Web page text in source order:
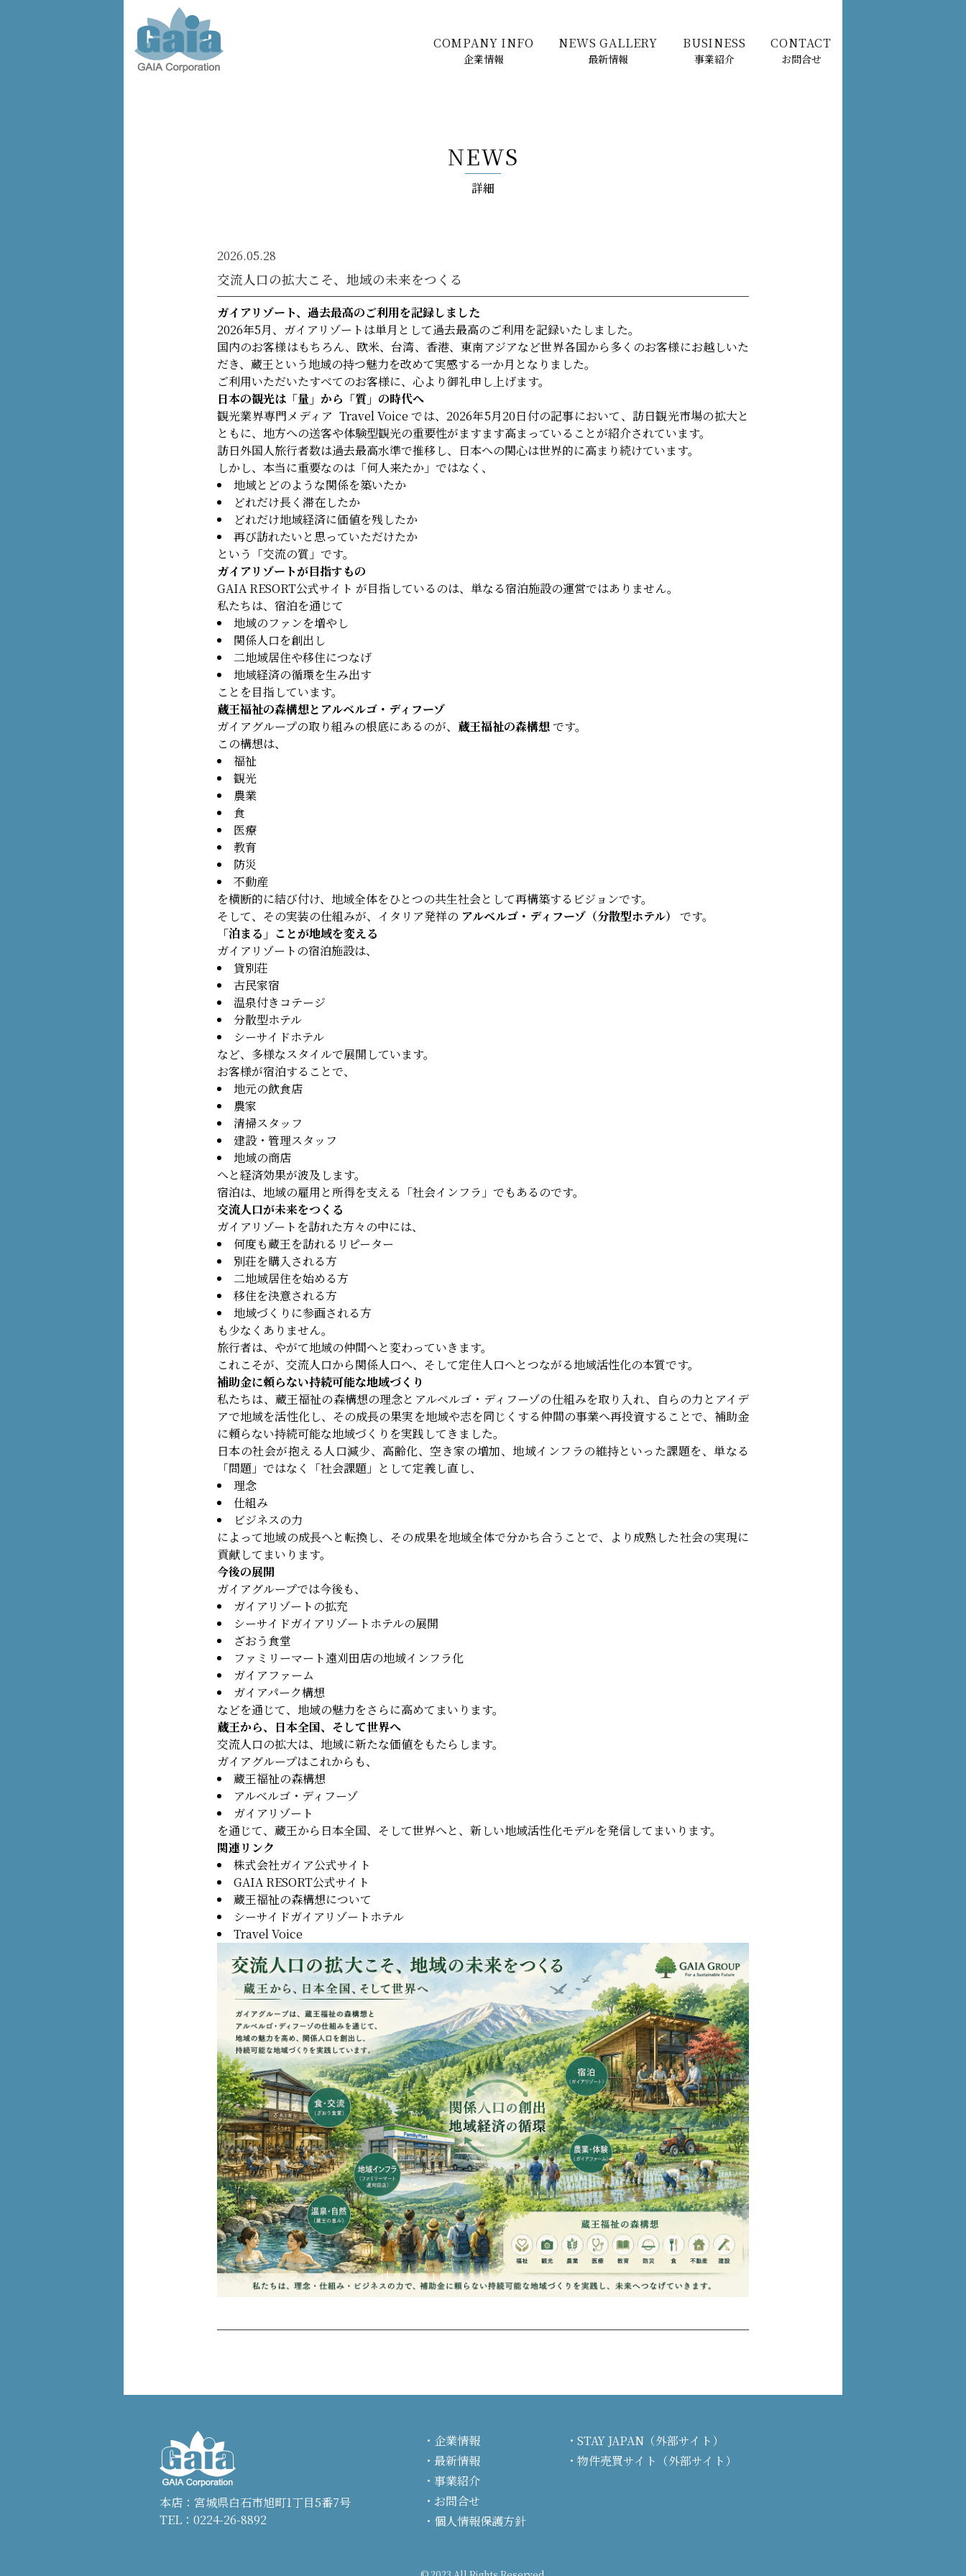
COMPANY INFO
企業情報
NEWS GALLERY
最新情報
BUSINESS
事業紹介
CONTACT
お問合せ
NEWS
詳細
2026.05.28
交流人口の拡大こそ、地域の未来をつくる
ガイアリゾート、過去最高のご利用を記録しました
2026年5月、ガイアリゾートは単月として過去最高のご利用を記録いたしました。
国内のお客様はもちろん、欧米、台湾、香港、東南アジアなど世界各国から多くのお客様にお越しいた
だき、蔵王という地域の持つ魅力を改めて実感する一か月となりました。
ご利用いただいたすべてのお客様に、心より御礼申し上げます。
日本の観光は「量」から「質」の時代へ
観光業界専門メディア Travel Voice では、2026年5月20日付の記事において、訪日観光市場の拡大と
ともに、地方への送客や体験型観光の重要性がますます高まっていることが紹介されています。
訪日外国人旅行者数は過去最高水準で推移し、日本への関心は世界的に高まり続けています。
しかし、本当に重要なのは「何人来たか」ではなく、
地域とどのような関係を築いたか
どれだけ長く滞在したか
どれだけ地域経済に価値を残したか
再び訪れたいと思っていただけたか
という「交流の質」です。
ガイアリゾートが目指すもの
GAIA RESORT公式サイト が目指しているのは、単なる宿泊施設の運営ではありません。
私たちは、宿泊を通じて
地域のファンを増やし
関係人口を創出し
二地域居住や移住につなげ
地域経済の循環を生み出す
ことを目指しています。
蔵王福祉の森構想とアルベルゴ・ディフーゾ
ガイアグループの取り組みの根底にあるのが、 蔵王福祉の森構想です。
この構想は、
福祉
観光
農業
食
医療
教育
防災
不動産
を横断的に結び付け、地域全体をひとつの共生社会として再構築するビジョンです。
そして、その実装の仕組みが、イタリア発祥の アルベルゴ・ディフーゾ（分散型ホテル）
です。
「泊まる」ことが地域を変える
ガイアリゾートの宿泊施設は、
貸別荘
古民家宿
温泉付きコテージ
分散型ホテル
シーサイドホテル
など、多様なスタイルで展開しています。
お客様が宿泊することで、
地元の飲食店
農家
清掃スタッフ
建設・管理スタッフ
地域の商店
へと経済効果が波及します。
宿泊は、地域の雇用と所得を支える「社会インフラ」でもあるのです。
交流人口が未来をつくる
ガイアリゾートを訪れた方々の中には、
何度も蔵王を訪れるリピーター
別荘を購入される方
二地域居住を始める方
移住を決意される方
地域づくりに参画される方
も少なくありません。
旅行者は、やがて地域の仲間へと変わっていきます。
これこそが、交流人口から関係人口へ、そして定住人口へとつながる地域活性化の本質です。
補助金に頼らない持続可能な地域づくり
私たちは、蔵王福祉の森構想の理念とアルベルゴ・ディフーゾの仕組みを取り入れ、自らの力とアイデ
アで地域を活性化し、その成長の果実を地域や志を同じくする仲間の事業へ再投資することで、補助金
に頼らない持続可能な地域づくりを実践してきました。
日本の社会が抱える人口減少、高齢化、空き家の増加、地域インフラの維持といった課題を、単なる
「問題」ではなく「社会課題」として定義し直し、
理念
仕組み
ビジネスの力
によって地域の成長へと転換し、その成果を地域全体で分かち合うことで、より成熟した社会の実現に
貢献してまいります。
今後の展開
ガイアグループでは今後も、
ガイアリゾートの拡充
シーサイドガイアリゾートホテルの展開
ざおう食堂
ファミリーマート遠刈田店の地域インフラ化
ガイアファーム
ガイアパーク構想
などを通じて、地域の魅力をさらに高めてまいります。
蔵王から、日本全国、そして世界へ
交流人口の拡大は、地域に新たな価値をもたらします。
ガイアグループはこれからも、
蔵王福祉の森構想
アルベルゴ・ディフーゾ
ガイアリゾート
を通じて、蔵王から日本全国、そして世界へと、新しい地域活性化モデルを発信してまいります。
関連リンク
株式会社ガイア公式サイト
GAIA RESORT公式サイト
蔵王福祉の森構想について
シーサイドガイアリゾートホテル
Travel Voice
本店：宮城県白石市旭町1丁目5番7号
TEL： 0224-26-8892
企業情報
最新情報
事業紹介
お問合せ
個人情報保護方針
STAY JAPAN（外部サイト）
物件売買サイト（外部サイト）